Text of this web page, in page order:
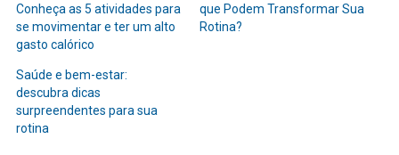
Conheça as 5 atividades para
se movimentar e ter um alto
gasto calórico
que Podem Transformar Sua
Rotina?
Saúde e bem-estar:
descubra dicas
surpreendentes para sua
rotina